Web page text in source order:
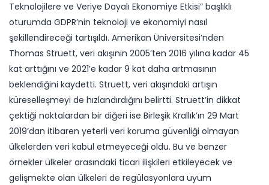
Teknolojilere ve Veriye Dayalı Ekonomiye Etkisi” başlıklı
oturumda GDPR’nin teknoloji ve ekonomiyi nasıl
şekillendireceği tartışıldı. Amerikan Üniversitesi’nden
Thomas Struett, veri akışının 2005’ten 2016 yılına kadar 45
kat arttığını ve 2021’e kadar 9 kat daha artmasının
beklendiğini kaydetti. Struett, veri akışındaki artışın
küreselleşmeyi de hızlandırdığını belirtti. Struett’in dikkat
çektiği noktalardan bir diğeri ise Birleşik Krallık’ın 29 Mart
2019’dan itibaren yeterli veri koruma güvenliği olmayan
ülkelerden veri kabul etmeyeceği oldu. Bu ve benzer
örnekler ülkeler arasındaki ticari ilişkileri etkileyecek ve
gelişmekte olan ülkeleri de regülasyonlara uyum